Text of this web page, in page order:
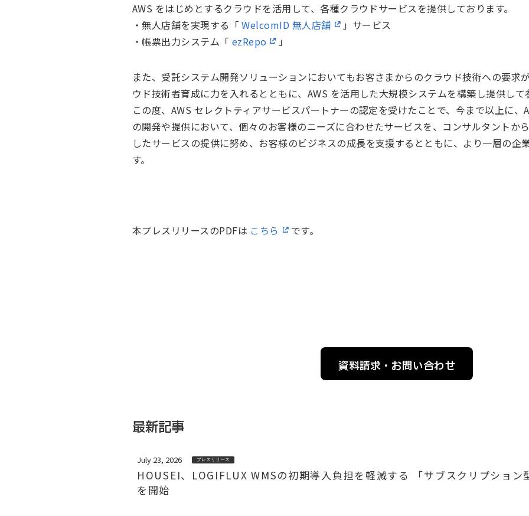
AWS をはじめとするクラウドを活用して、各種クラウドサービスを提供しております。
・無人店舗を実現する「 WelcomID 無人店舗
」サービス
・帳票出力システム「 ezRepo 」
また、受託システム開発ソリューションにおいてもお客さまからのクラウド技術への要求
ウド技術者育成に力を入れるとともに、AWS を活用した大規模システムを構築し提供して
この度、AWS セレクトティアサービスパートナーの認定を受けたことで、今まで以上に、
の開発や提供において、個々のお客様のニーズに合わせたサービスを、コンサルタントか
したサービスの提供に努め、お客様のビジネスの成長を支援するとともに、より一層の企
す。
本プレスリリースのPDFは こちら です。
資料請求・お問い合わせ
最新記事
July 23, 2026 プレスリリース
HOUSEI、LOGIFLUX WMSの初期導入負担を軽減する 「サブスクリプション
を開始